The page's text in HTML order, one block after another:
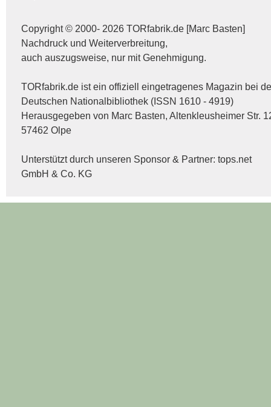
Copyright © 2000- 2026 TORfabrik.de [Marc Basten]
Nachdruck und Weiterverbreitung,
auch auszugsweise, nur mit Genehmigung.
TORfabrik.de ist ein offiziell eingetragenes Magazin bei
Deutschen Nationalbibliothek (ISSN 1610 - 4919)
Herausgegeben von Marc Basten, Altenkleusheimer Str.
57462 Olpe
Unterstützt durch unseren Sponsor & Partner: tops.net
GmbH & Co. KG